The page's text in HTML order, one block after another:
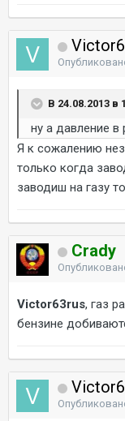
В 24.08.2013 в
ну а давление в
Я к сожалению
только когда
заводиш на газу
Crady
Victor63rus, газ
бензине